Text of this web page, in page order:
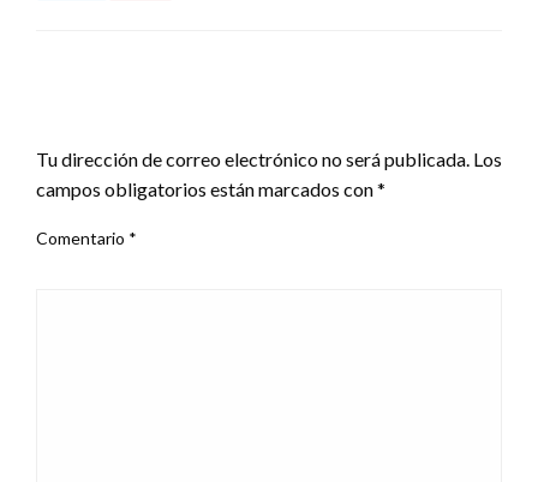
Tu dirección de correo electrónico no será publicada. Los
campos obligatorios están marcados con*
Comentario *